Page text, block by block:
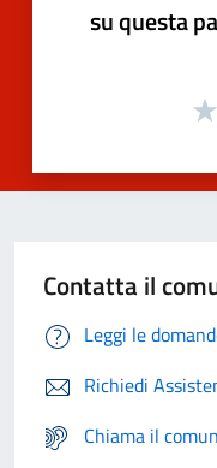
su questa
Contatta il
Leggi le
Richiedi
Chiama il